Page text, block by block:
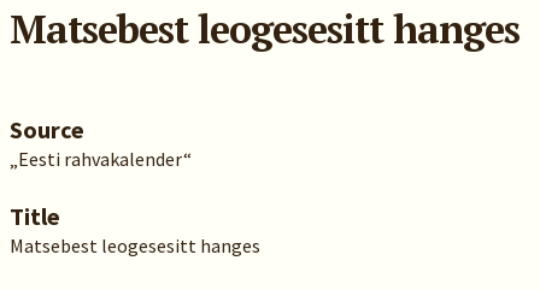
Matsebest leogesesitt hanges
Source
„Eesti rahvakalender“
Title
Matsebest leogesesitt hanges